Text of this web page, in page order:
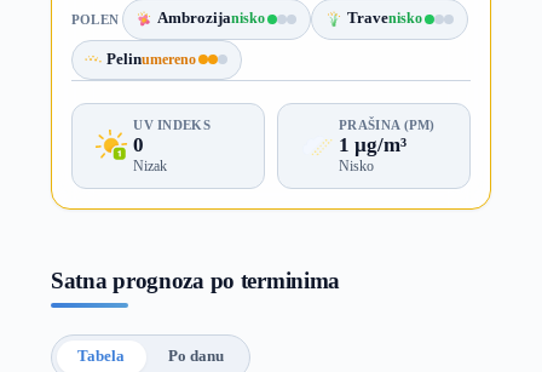
POLEN Ambrozijanisko Travenisko
Pelinumereno
UV INDEKS
0
Nizak
PRAŠINA (PM)
1 µg/m³
Nisko
Satna prognoza po terminima
Tabela Po danu